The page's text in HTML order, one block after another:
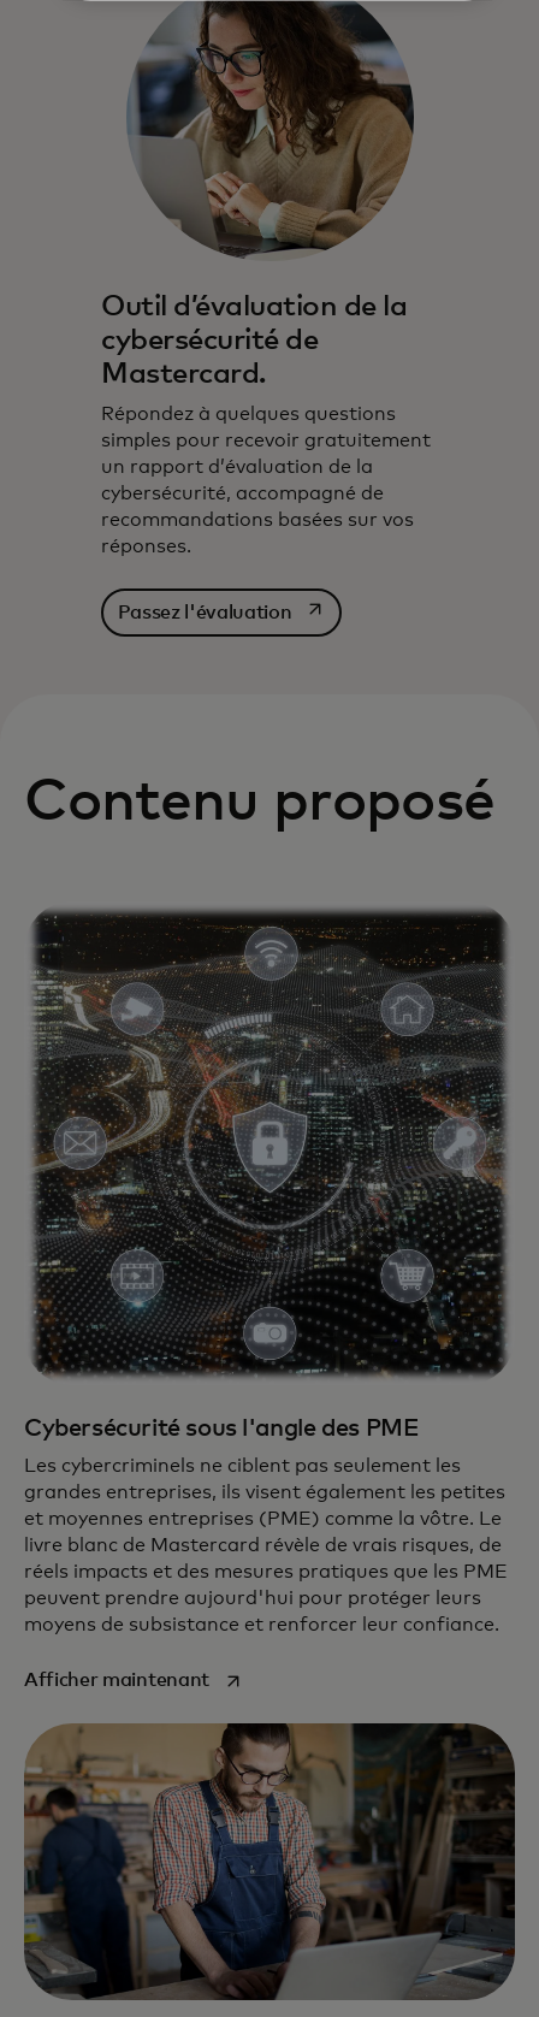
Outil d’évaluation de la
cybersécurité de
Mastercard.
Répondez à quelques questions
simples pour recevoir gratuitement
un rapport d’évaluation de la
cybersécurité, accompagné de
recommandations basées sur vos
réponses.‎
Passez l'évaluations’ouvre dans un nouvel
Contenu proposé
Cybersécurité sous l'angle des PME
Les cybercriminels ne ciblent pas seulement les
grandes entreprises, ils visent également les petites
et moyennes entreprises (PME) comme la vôtre. Le
livre blanc de Mastercard révèle de vrais risques, de
réels impacts et des mesures pratiques que les PME
peuvent prendre aujourd'hui pour protéger leurs
moyens de subsistance et renforcer leur confiance.
Afficher maintenants’ouvre dans un nouvel onglet